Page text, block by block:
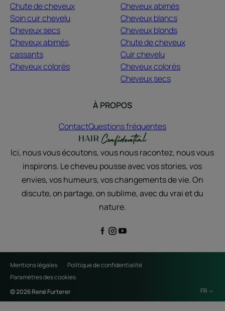
Chute de cheveux
Soin cuir chevelu
Cheveux secs
Cheveux abimés,
cassants
Cheveux colorés
Cheveux abimés
Cheveux blancs
Cheveux blonds
Chute de cheveux
Cuir chevelu
Cheveux colorés
Cheveux secs
À PROPOS
ContactQuestions fréquentes
Ici, nous vous écoutons, vous nous racontez, nous vous
inspirons. Le cheveu pousse avec vos stories, vos
envies, vos humeurs, vos changements de vie. On
discute, on partage, on sublime, avec du vrai et du
nature.
Mentions légales
Politique de confidentialité
Paramètres des cookies
© 2026 René Furterer
FR